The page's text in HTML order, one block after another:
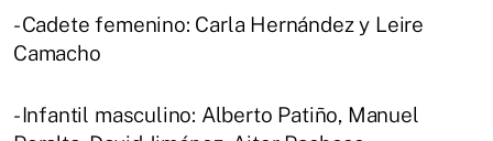
- Cadete femenino: Carla Hernández y Leire
Camacho
- Infantil masculino: Alberto Patiño, Manuel